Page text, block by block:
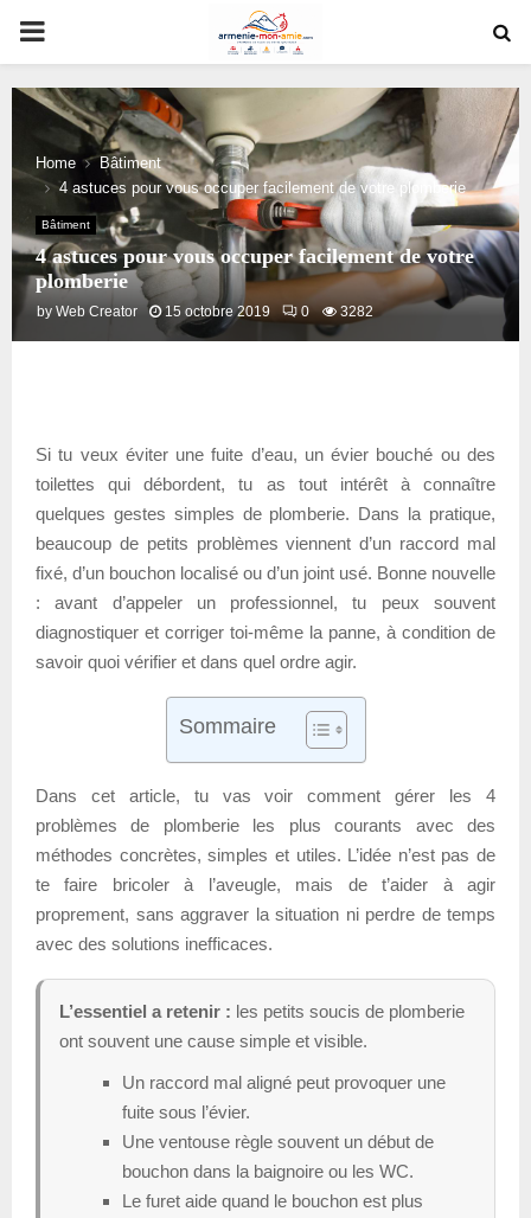
PRIMARY
MENU
Home
Bâtiment
4 astuces pour vous occuper facilement de votre plomberie
Bâtiment
4 astuces pour vous occuper facilement de votre
plomberie
by Web Creator 15 octobre 2019 0 3282
Si tu veux éviter une fuite d’eau, un évier bouché ou des
toilettes qui débordent, tu as tout intérêt à connaître
quelques gestes simples de plomberie. Dans la pratique,
beaucoup de petits problèmes viennent d’un raccord mal
fixé, d’un bouchon localisé ou d’un joint usé. Bonne nouvelle
: avant d’appeler un professionnel, tu peux souvent
diagnostiquer et corriger toi-même la panne, à condition de
savoir quoi vérifier et dans quel ordre agir.
Sommaire
Dans cet article, tu vas voir comment gérer les 4
problèmes de plomberie les plus courants avec des
méthodes concrètes, simples et utiles. L’idée n’est pas de
te faire bricoler à l’aveugle, mais de t’aider à agir
proprement, sans aggraver la situation ni perdre de temps
avec des solutions inefficaces.
L’essentiel a retenir : les petits soucis de plomberie
ont souvent une cause simple et visible.
Un raccord mal aligné peut provoquer une
fuite sous l’évier.
Une ventouse règle souvent un début de
bouchon dans la baignoire ou les WC.
Le furet aide quand le bouchon est plus